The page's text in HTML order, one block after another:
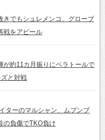
きでもシュレメンコ、グローブ
戦をアピール
が約11カ月振りにベラトールで
と対戦
ターのマルシャン、ムプンブ
の負傷でTKO負け